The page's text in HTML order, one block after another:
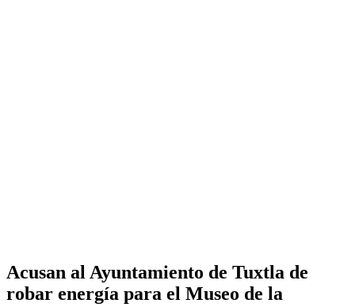
Acusan al Ayuntamiento de Tuxtla de
robar energía para el Museo de la